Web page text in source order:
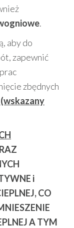
.
aby do
zapewnić
zbędnych
(wskazany
i
CO
A TYM